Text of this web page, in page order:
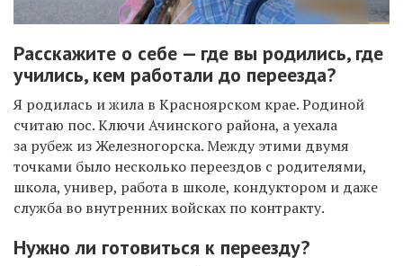
Расскажите о себе — где вы родились, где
учились, кем работали до переезда?
Я родилась и жила в Красноярском крае. Родиной
считаю пос. Ключи Ачинского района, а уехала
за рубеж из Железногорска. Между этими двумя
точками было несколько переездов с родителями,
школа, универ, работа в школе, кондуктором и даже
служба во внутренних войсках по контракту.
Нужно ли готовиться к переезду?